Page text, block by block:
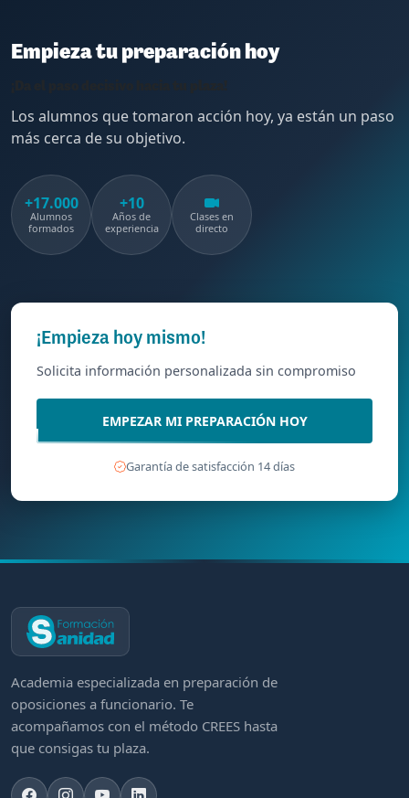
Empieza tu preparación hoy
Los alumnos que tomaron acción hoy, ya están un paso
más cerca de su objetivo.
+17.000
Alumnos
formados
+10
Años de
experiencia
Clases en
directo
¡Empieza hoy mismo!
Solicita información personalizada sin compromiso
EMPEZAR MI PREPARACIÓN HOY
Garantía de satisfacción 14 días
Academia especializada en preparación de
oposiciones a funcionario. Te
acompañamos con el método CREES hasta
que consigas tu plaza.